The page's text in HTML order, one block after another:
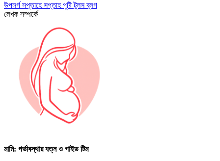
উপসর্গ সপ্তাহে সপ্তাহপুষ্টিটুলসব্লগ
লেখক সম্পর্কে
মামি: গর্ভাবস্থার যত্ন ও গাইড টিম